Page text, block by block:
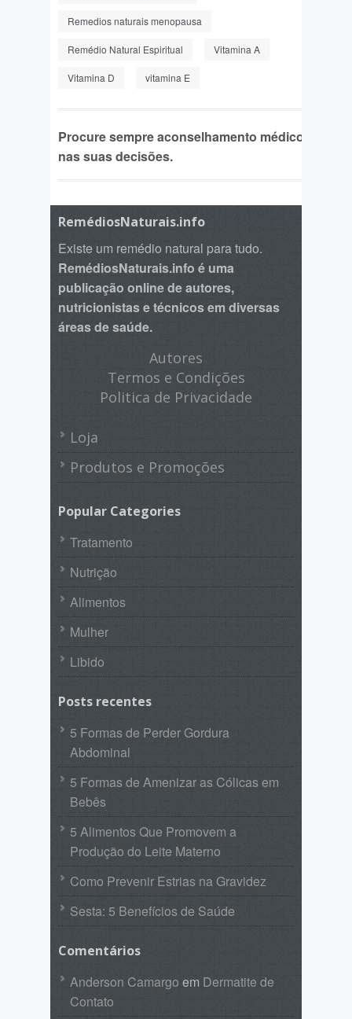
Remedios naturais menopausa
Remédio Natural Espiritual Vitamina A
Vitamina D vitamina E
Procure sempre aconselhamento médico
nas suas decisões.
RemédiosNaturais.info
Existe um remédio natural para tudo.
RemédiosNaturais.info é uma
publicação online de autores,
nutricionistas e técnicos em diversas
áreas de saúde.
Autores
Termos e Condições
Politica de Privacidade
Loja
Produtos e Promoções
Popular Categories
Tratamento
Nutrição
Alimentos
Mulher
Libido
Posts recentes
5 Formas de Perder Gordura
Abdominal
5 Formas de Amenizar as Cólicas em
Bebês
5 Alimentos Que Promovem a
Produção do Leite Materno
Como Prevenir Estrias na Gravidez
Sesta: 5 Benefícios de Saúde
Comentários
Anderson Camargo em Dermatite de
Contato